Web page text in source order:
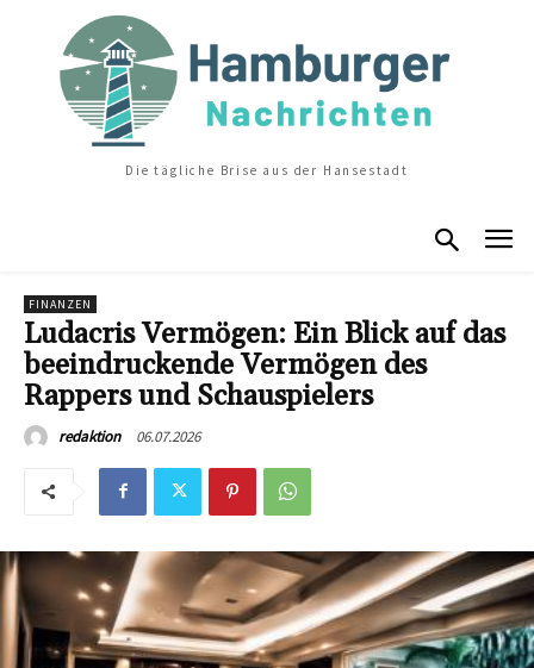
Die tägliche Brise aus der Hansestadt
FINANZEN
Ludacris Vermögen: Ein Blick auf das
beeindruckende Vermögen des
Rappers und Schauspielers
redaktion 06.07.2026